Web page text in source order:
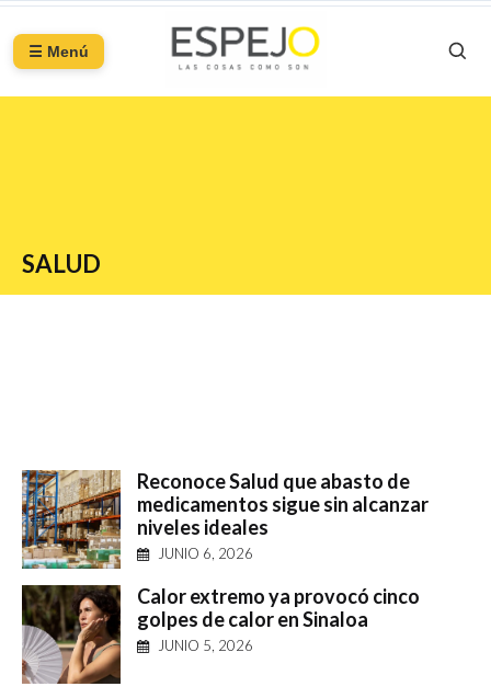
☰ Menú
SALUD
Reconoce Salud que abasto de
medicamentos sigue sin alcanzar
niveles ideales
JUNIO 6, 2026
Calor extremo ya provocó cinco
golpes de calor en Sinaloa
JUNIO 5, 2026